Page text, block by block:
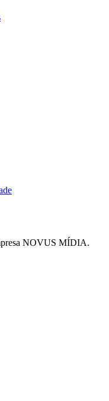
NOVUS MÍDIA.